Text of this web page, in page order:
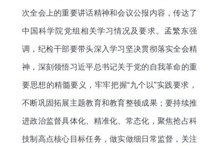
次全会上的重要讲话精神和会议公报内容，传达了
中国科学院党组相关学习情况及要求。孟繁东强
调，纪检干部要带头深入学习坚决贯彻落实全会精
神，深刻领悟习近平总书记关于党的自我革命的重
要思想的精髓要义，牢牢把握“九个以”实践要求，
不断巩固拓展主题教育和教育整顿成果；要持续推
进政治监督具体化、精准化、常态化，聚焦抢占科
技制高点核心目标任务，做实做细日常监督，关注